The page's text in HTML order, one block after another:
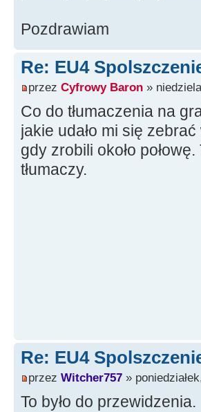
Pozdrawiam
Re: EU4
przez Cyfrowy Baron »
Co do tłumaczenia na
jakie udało mi się
gdy zrobili około
tłumaczy.
Re: EU4
przez Witcher757 »
To było do przewidzenia.